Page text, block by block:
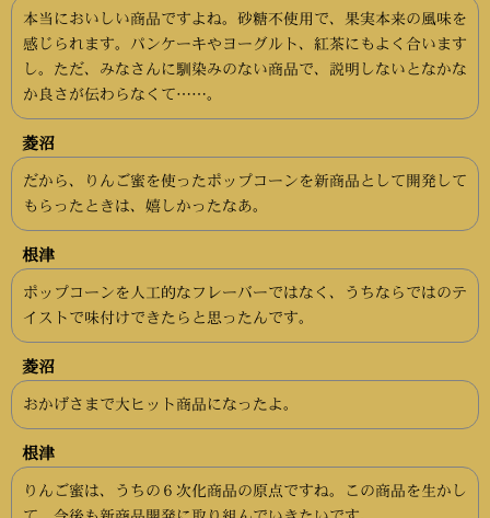
本当においしい商品ですよね。砂糖不使用で、果実本来の風味を
感じられます。パンケーキやヨーグルト、紅茶にもよく合います
し。ただ、みなさんに馴染みのない商品で、説明しないとなかな
か良さが伝わらなくて……。
菱沼
だから、りんご蜜を使ったポップコーンを新商品として開発して
もらったときは、嬉しかったなあ。
根津
ポップコーンを人工的なフレーバーではなく、うちならではのテ
イストで味付けできたらと思ったんです。
菱沼
おかげさまで大ヒット商品になったよ。
根津
りんご蜜は、うちの６次化商品の原点ですね。この商品を生かし